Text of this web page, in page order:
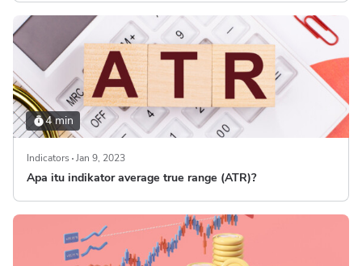
4 min
Indicators Jan 9, 2023
Apa itu indikator average true range (ATR)?